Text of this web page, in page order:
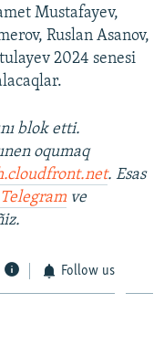
Mustafayev,
Ruslan Asanov,
2024 senesi
blok etti.
oqumaq
. Esas
Telegram ve
Follow us